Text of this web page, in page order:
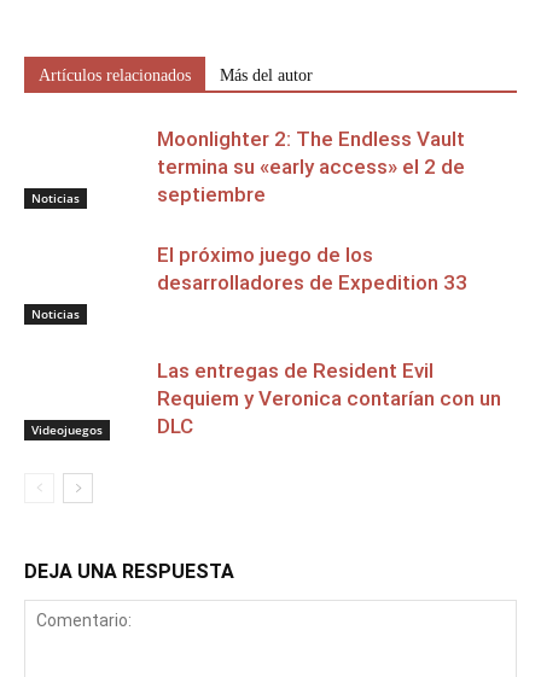
Artículos relacionados Más del autor
Noticias
Moonlighter 2: The Endless Vault
termina su «early access» el 2 de
septiembre
Noticias
El próximo juego de los
desarrolladores de Expedition 33
Videojuegos
Las entregas de Resident Evil
Requiem y Veronica contarían con un
DLC
DEJA UNA RESPUESTA